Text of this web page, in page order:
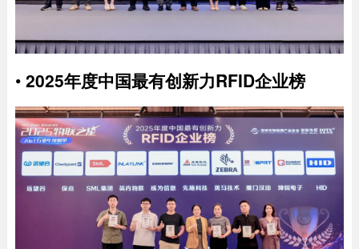
• 2025年度中国最有创新力RFID企业榜